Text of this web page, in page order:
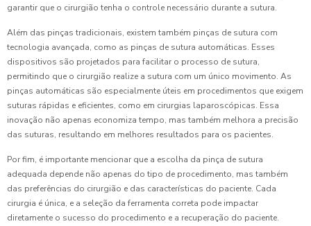
garantir que o cirurgião tenha o controle necessário durante a sutura.
Além das pinças tradicionais, existem também pinças de sutura com
tecnologia avançada, como as pinças de sutura automáticas. Esses
dispositivos são projetados para facilitar o processo de sutura,
permitindo que o cirurgião realize a sutura com um único movimento. As
pinças automáticas são especialmente úteis em procedimentos que exigem
suturas rápidas e eficientes, como em cirurgias laparoscópicas. Essa
inovação não apenas economiza tempo, mas também melhora a precisão
das suturas, resultando em melhores resultados para os pacientes.
Por fim, é importante mencionar que a escolha da pinça de sutura
adequada depende não apenas do tipo de procedimento, mas também
das preferências do cirurgião e das características do paciente. Cada
cirurgia é única, e a seleção da ferramenta correta pode impactar
diretamente o sucesso do procedimento e a recuperação do paciente.